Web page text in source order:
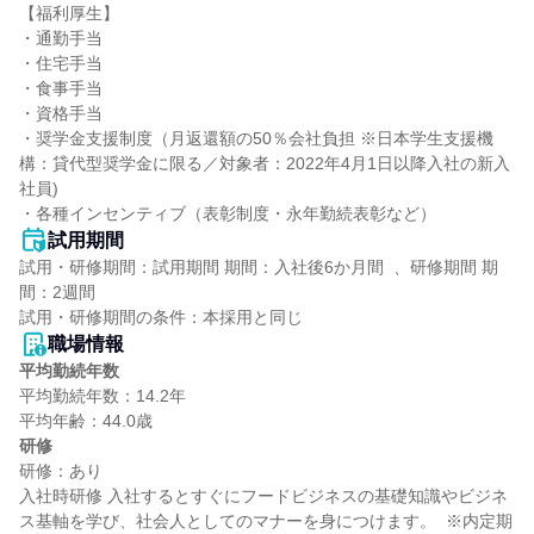
【福利厚生】
・通勤手当
・住宅手当
・食事手当
・資格手当
・奨学金支援制度（月返還額の50％会社負担 ※日本学生支援機
構：貸代型奨学金に限る／対象者：2022年4月1日以降入社の新入
社員)
・各種インセンティブ（表彰制度・永年勤続表彰など）
試用期間
試用・研修期間：試用期間 期間：入社後6か月間  、研修期間 期
間：2週間
職場情報
平均勤続年数
平均勤続年数：14.2年
研修
研修：あり
入社時研修 入社するとすぐにフードビジネスの基礎知識やビジネ
ス基軸を学び、社会人としてのマナーを身につけます。  ※内定期